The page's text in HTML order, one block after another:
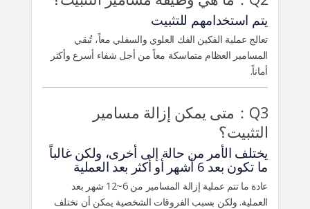
يتم استخدامهم للتثبيت
تعالج عملية الفكين الفك العلوي والسفلي معاً، تُبقي
المسامير العظام متماسكة معاً من أجل شفاء أسرع وأكثر
أماناً.
Q3：متى يمكن إزالة مسامير
التثبيت؟
يختلف الأمر من حالة إلى أخرى، ولكن غالباً
ما تكون بعد 6 أشهر أو أكثر بعد العملية
عادة ما تتم عملية إزالة المسامير من 6~12 شهر بعد
العملية. ولكن بسبب الفروقات الشخصية يمكن أن تختلف